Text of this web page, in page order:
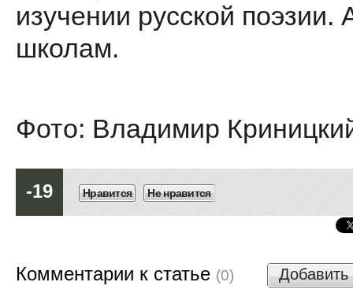
изучении русской поэзии.
школам.
Фото: Владимир
-19 Нравится Не нравится
Комментарии к статье (0)